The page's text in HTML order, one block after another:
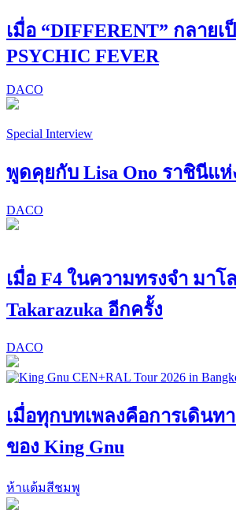
เมื่อ “DIFFERENT” กลาย
PSYCHIC FEVER
DACO
Special Interview
พูดคุยกับ Lisa Ono ราชินีแห่ง
DACO
เมื่อ F4 ในความทรงจำ มา
Takarazuka อีกครั้ง
DACO
เมื่อทุกบทเพลงคือการเดินท
ของ King Gnu
ห้าแต้มสีชมพู